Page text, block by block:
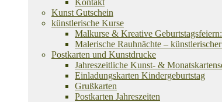
Kontakt
Kunst Gutschein
künstlerische Kurse
Malkurse & Kreative
Malerische Rauhnächte –
Postkarten und Kunstdrucke
Jahreszeitliche Kunst- &
Einladungskarten Kindergeburtstag
Grußkarten
Postkarten Jahreszeiten